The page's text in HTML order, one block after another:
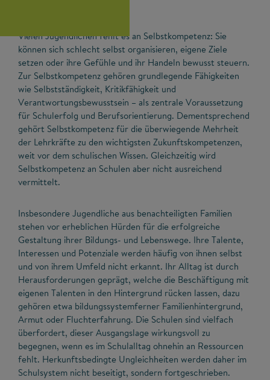
Vielen Jugendlichen fehlt es an Selbstkompetenz: Sie
können sich schlecht selbst organisieren, eigene Ziele
setzen oder ihre Gefühle und ihr Handeln bewusst steuern.
Zur Selbstkompetenz gehören grundlegende Fähigkeiten
wie Selbstständigkeit, Kritikfähigkeit und
Verantwortungsbewusstsein – als zentrale Voraussetzung
für Schulerfolg und Berufsorientierung. Dementsprechend
gehört Selbstkompetenz für die überwiegende Mehrheit
der Lehrkräfte zu den wichtigsten Zukunftskompetenzen,
weit vor dem schulischen Wissen. Gleichzeitig wird
Selbstkompetenz an Schulen aber nicht ausreichend
vermittelt.
Insbesondere Jugendliche aus benachteiligten Familien
stehen vor erheblichen Hürden für die erfolgreiche
Gestaltung ihrer Bildungs- und Lebenswege. Ihre Talente,
Interessen und Potenziale werden häufig von ihnen selbst
und von ihrem Umfeld nicht erkannt. Ihr Alltag ist durch
Herausforderungen geprägt, welche die Beschäftigung mit
eigenen Talenten in den Hintergrund rücken lassen, dazu
gehören etwa bildungssystemferner Familienhintergrund,
Armut oder Fluchterfahrung. Die Schulen sind vielfach
überfordert, dieser Ausgangslage wirkungsvoll zu
begegnen, wenn es im Schulalltag ohnehin an Ressourcen
fehlt. Herkunftsbedingte Ungleichheiten werden daher im
Schulsystem nicht beseitigt, sondern fortgeschrieben.